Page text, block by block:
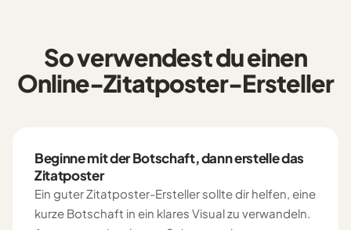
So verwendest du einen
Online-Zitatposter-Ersteller
Beginne mit der Botschaft, dann erstelle das
Zitatposter
Ein guter Zitatposter-Ersteller sollte dir helfen, eine
kurze Botschaft in ein klares Visual zu verwandeln.